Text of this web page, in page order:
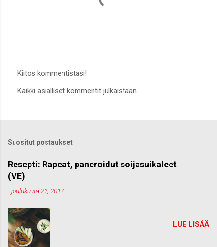
ä
o
m
e
n
Kiitos kommentistasi!
Kaikki asialliset kommentit julkaistaan.
Suositut postaukset
Resepti: Rapeat, paneroidut soijasuikaleet
(VE)
-joulukuuta 22, 2017
LUE LISÄÄ